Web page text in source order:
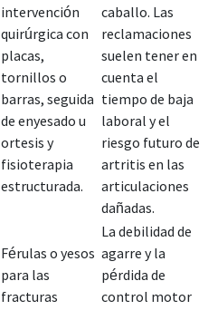
intervención
quirúrgica con
placas,
tornillos o
barras, seguida
de enyesado u
ortesis y
fisioterapia
estructurada.
caballo. Las
reclamaciones
suelen tener en
cuenta el
tiempo de baja
laboral y el
riesgo futuro de
artritis en las
articulaciones
dañadas.
Férulas o yesos
para las
fracturas
La debilidad de
agarre y la
pérdida de
control motor